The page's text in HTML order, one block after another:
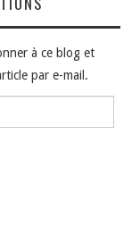
à ce blog et
par e-mail.